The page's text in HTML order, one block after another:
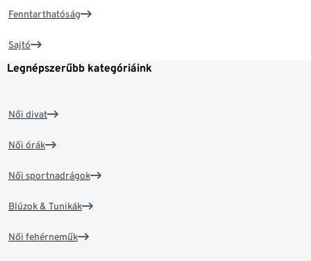
Fenntarthatóság
Sajtó
Legnépszerűbb kategóriáink
Női divat
Női órák
Női sportnadrágok
Blúzok & Tunikák
Női fehérneműk